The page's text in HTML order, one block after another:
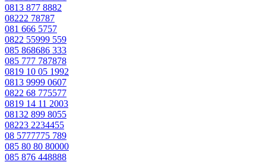
0813 877 8882
08222 78787
081 666 5757
0822 55999 559
085 868686 333
085 777 787878
0819 10 05 1992
0813 9999 0607
0822 68 775577
0819 14 11 2003
08132 899 8055
08223 2234455
08 5777775 789
085 80 80 80000
085 876 448888